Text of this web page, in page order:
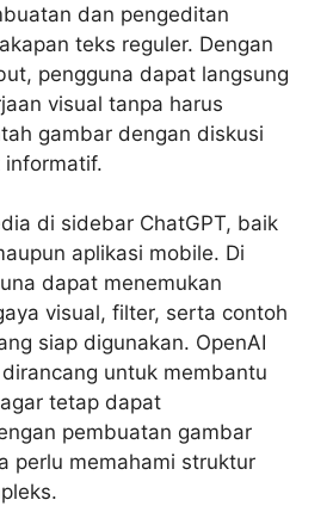
dan pengeditan
teks reguler. Dengan
pengguna dapat langsung
visual tanpa harus
gambar dengan diskusi
di sidebar ChatGPT, baik
aplikasi mobile. Di
dapat menemukan
visual, filter, serta contoh
siap digunakan. OpenAI
untuk membantu
tetap dapat
pembuatan gambar
perlu memahami struktur